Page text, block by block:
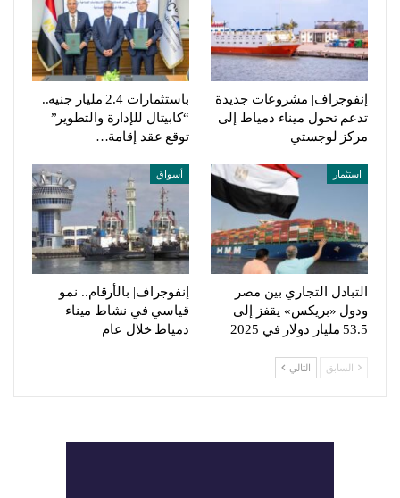
إنفوجراف| مشروعات جديدة
تدعم تحول ميناء دمياط إلى
مركز لوجستي
باستثمارات 2.4 مليار جنيه..
“كابيتال للإدارة والتطوير”
توقع عقد إقامة…
استثمار
التبادل التجاري بين مصر
ودول «بريكس» يقفز إلى
53.5 مليار دولار في 2025
أسواق
إنفوجراف| بالأرقام.. نمو
قياسي في نشاط ميناء
دمياط خلال عام
السابق التالي